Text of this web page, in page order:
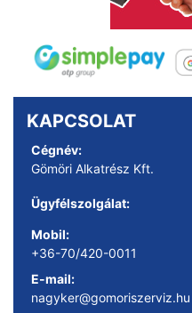
KAPCSOLAT
Cégnév:
Gömöri Alkatrész Kft.
Ügyfélszolgálat:
Mobil:
+36-70/420-0011
E-mail:
nagyker@gomoriszerviz.hu